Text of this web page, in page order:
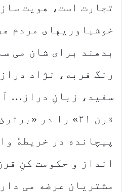
تجارت است، هویت
خوشباوریهای مردم
بدهند برای شان می
رنگ فربه، نژاد
سفید، زبانِ دراز…
پیچانده در خریطهٔ
مشتریان عرضه می